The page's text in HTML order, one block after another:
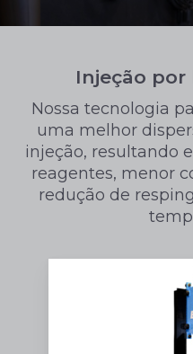
Injeção
Nossa tecnologia
uma melhor
injeção, resultando
reagentes, menor
redução de